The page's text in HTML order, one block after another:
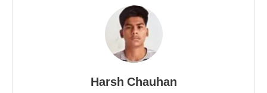
Harsh Chauhan